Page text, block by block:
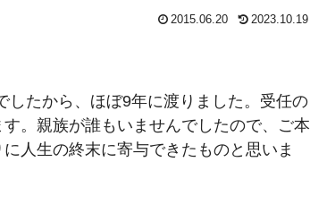
2015.06.20 2023.10.19
したから、ほぼ9年に渡りました。受任の
。親族が誰もいませんでしたので、ご本
人生の終末に寄与できたものと思いま